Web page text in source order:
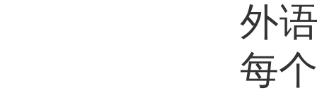
外
每